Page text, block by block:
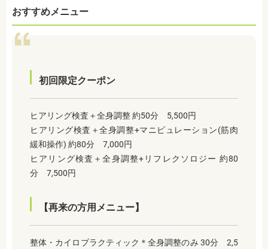
おすすめメニュー
初回限定クーポン
ヒアリング検査＋全身調整 約50分 5,500円
ヒアリング検査＋全身調整+マニピュレーション(筋肉
緩和操作) 約80分 7,000円
ヒアリング検査＋全身調整+リフレクソロジー 約80
分 7,500円
【再来の方用メニュー】
整体・カイロプラクティック＊全身調整のみ 30分 2,5